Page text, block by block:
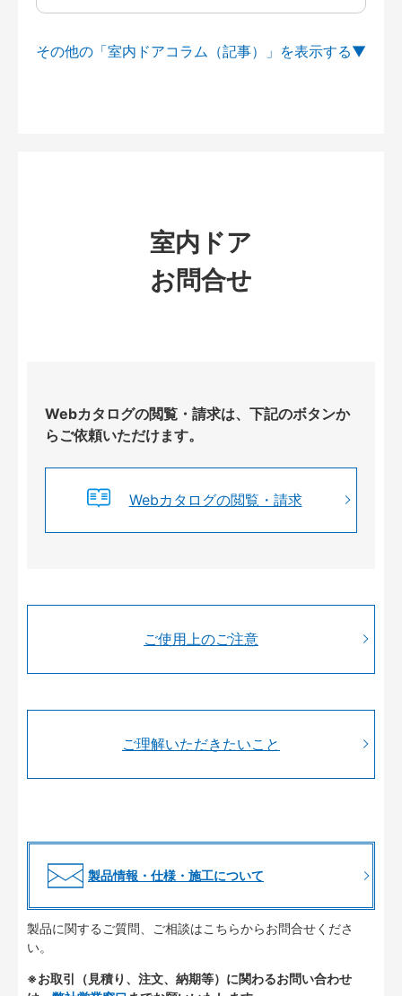
その他の「室内ドアコラム（記事）」を
室内ドア
お問合せ
Webカタログの閲覧・請求は、下記のボタンか
らご依頼いただけます。
Webカタログの閲覧・請求
ご使用上のご注意
ご理解いただきたいこと
製品情報・仕様・施工について
製品に関するご質問、ご相談はこちらからお問合せくださ
い。
※お取引（見積り、注文、納期等）に関わるお問い合わせ